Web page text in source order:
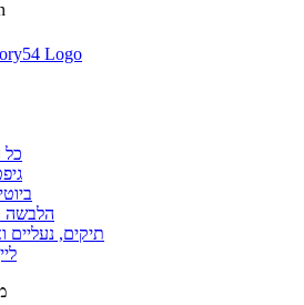
כל
הלבשה
תיקים, נעליים